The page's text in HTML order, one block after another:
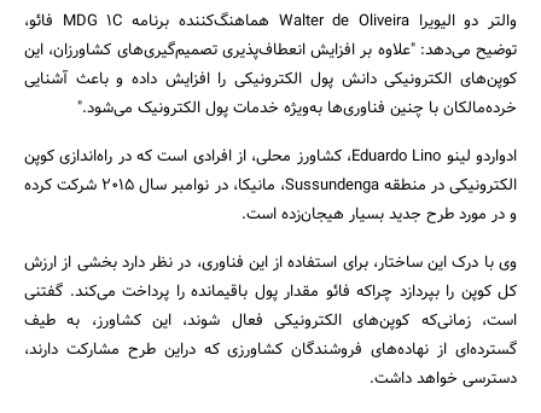
والتر دو الیویرا Walter de Oliveira هماهنگ‌کننده برنامه MDG 1C فائو،
توضیح می‌دهد: "علاوه بر افزایش انعطاف‌پذیری تصمیم‌گیری‌های کشاورزان، این
کوپن‌های الکترونیکی دانش پول الکترونیکی را افزایش داده و باعث آشنایی
خرده‌مالکان با چنین فناوری‌ها به‌ویژه خدمات پول الکترونیک می‌شود."
ادواردو لینو Eduardo Lino، کشاورز محلی، از افرادی است که در راه‌اندازی کوپن
الکترونیکی در منطقه Sussundenga، مانیکا، در نوامبر سال 2015 شرکت کرده
و در مورد طرح جدید بسیار هیجان‌زده است.
وی با درک این ساختار، برای استفاده از این فناوری، در نظر دارد بخشی از ارزش
کل کوپن را بپردازد چراکه فائو مقدار پول باقیمانده را پرداخت می‌کند. گفتنی
است، زمانی‌که کوپن‌های الکترونیکی فعال شوند، این کشاورز، به طیف
گسترده‌ای از نهاده‌‌های فروشندگان کشاورزی که دراین طرح مشارکت دارند،
دسترسی خواهد داشت.